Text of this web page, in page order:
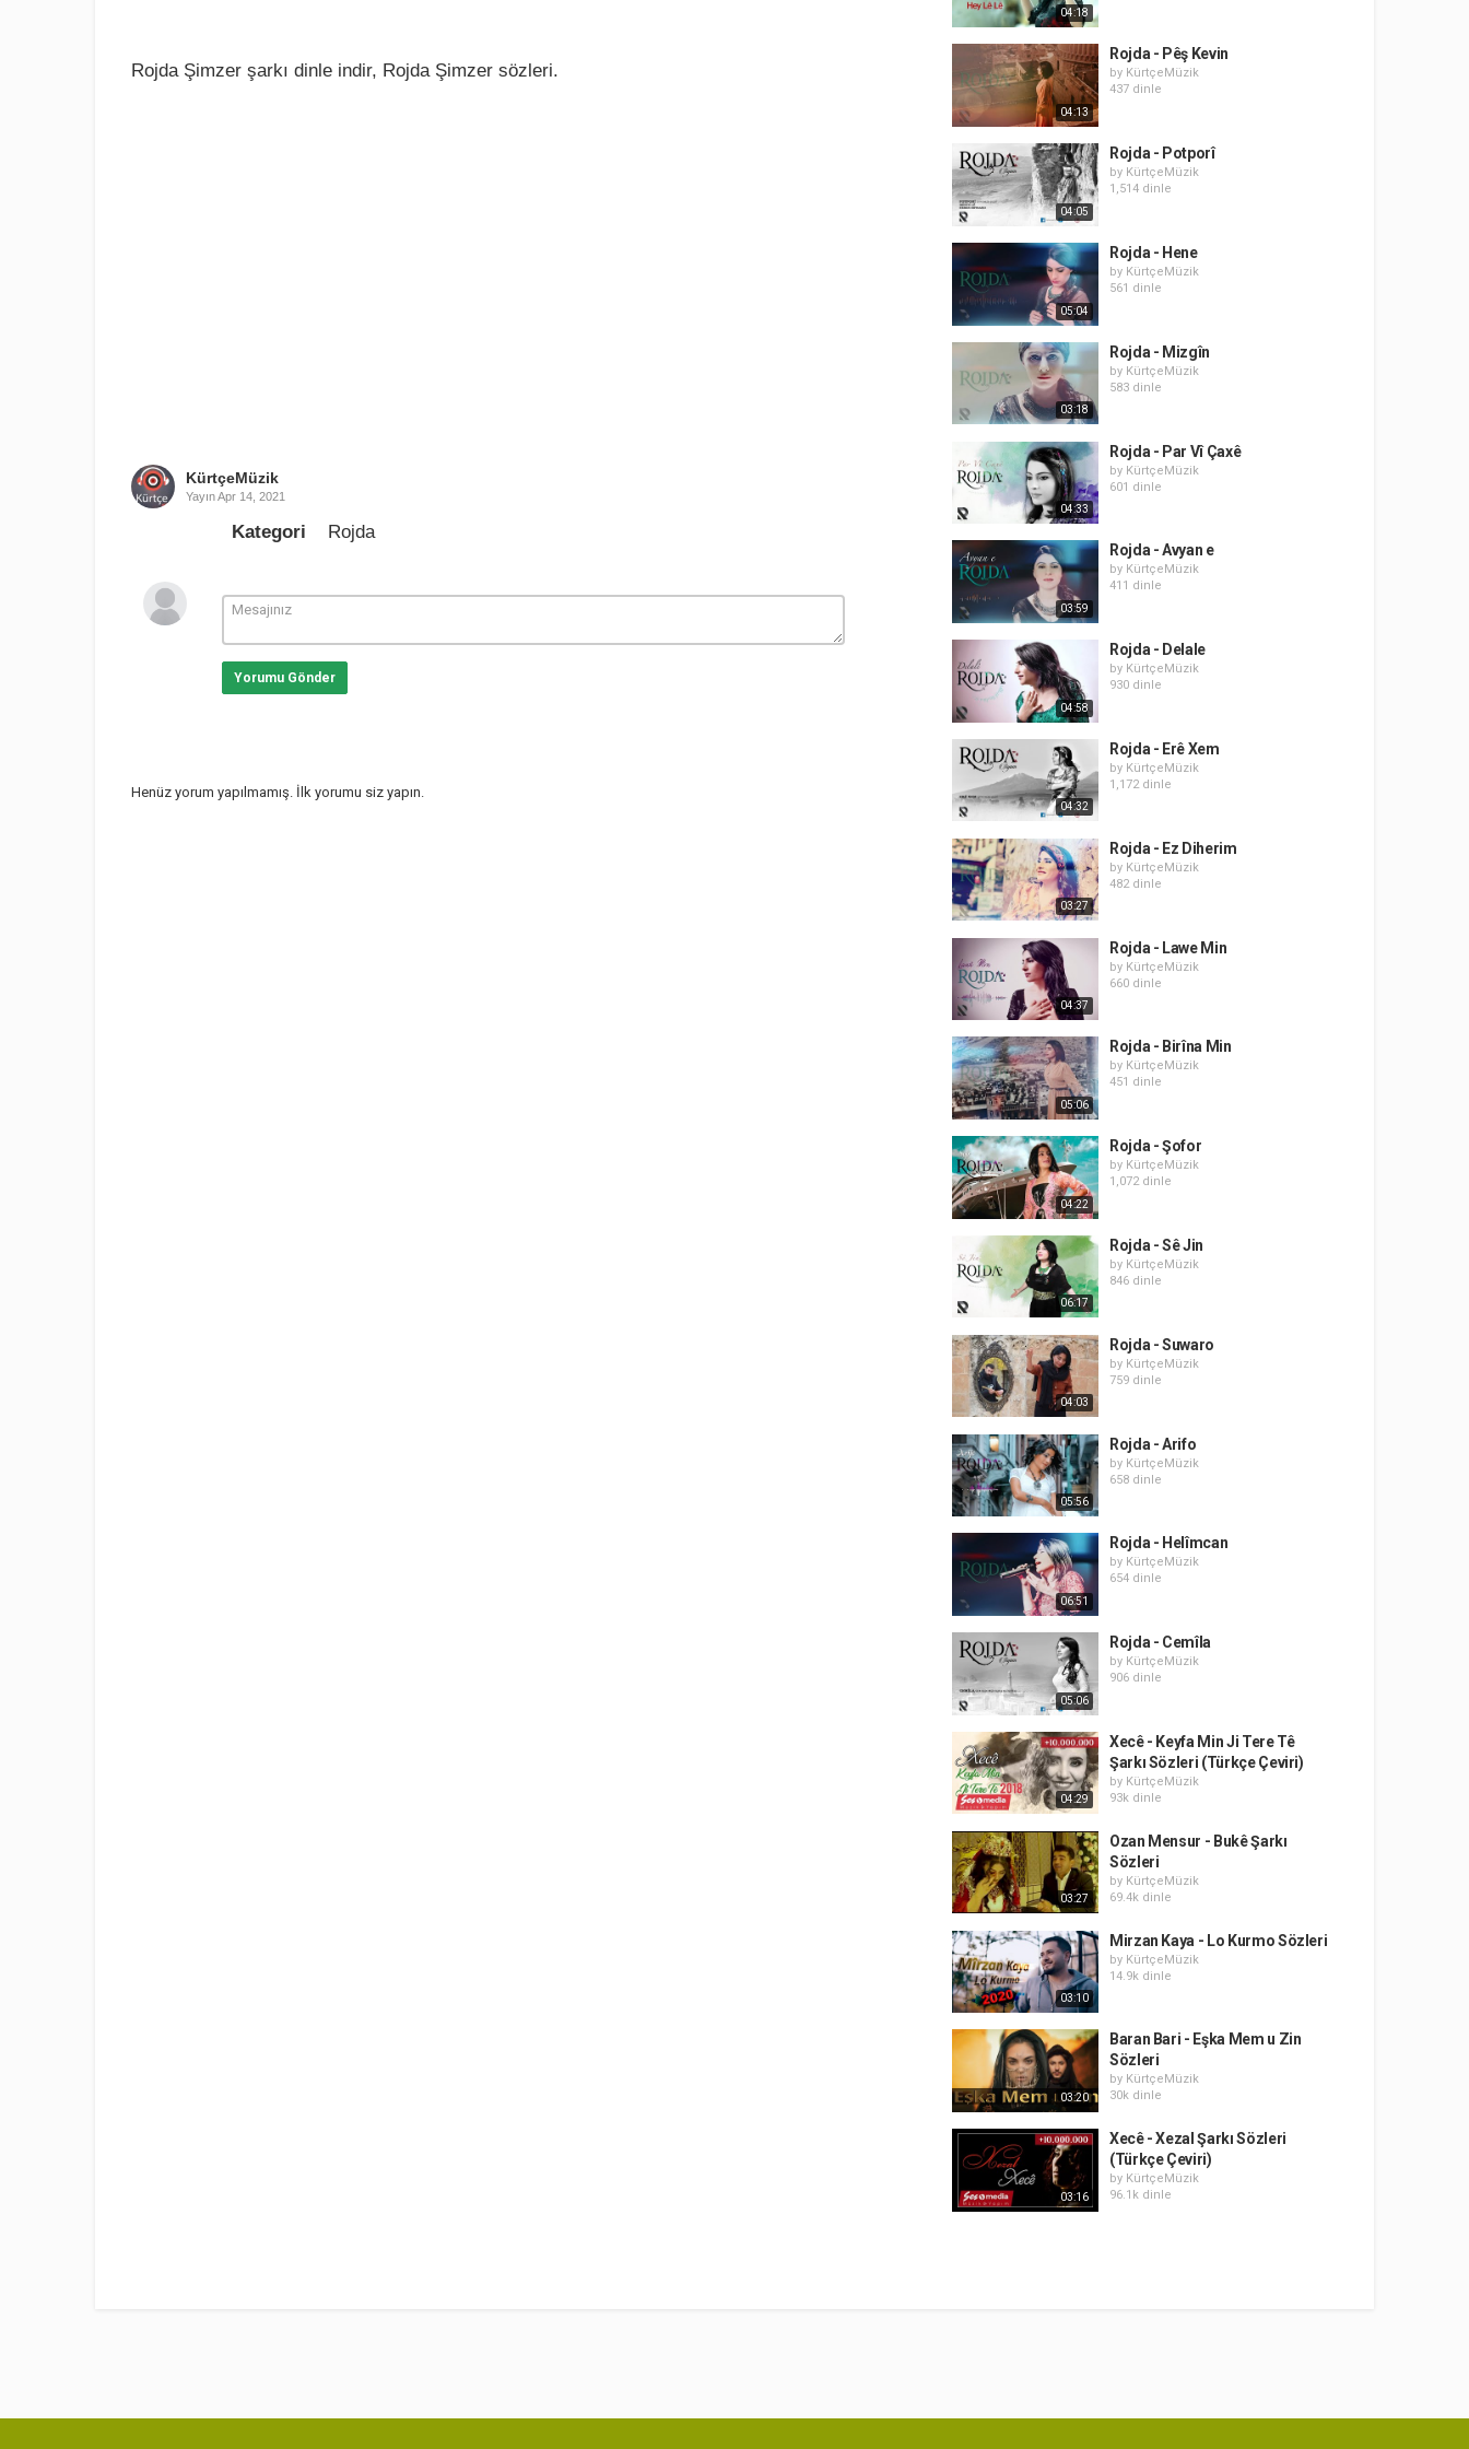
Rojda Şimzer şarkı dinle indir, Rojda Şimzer sözleri.
KürtçeMüzik
YayınApr 14, 2021
Kategori Rojda
Yorumu Gönder
Henüz yorum yapılmamış. İlk yorumu siz yapın.
04:18
04:13
Rojda - Pêş Kevin
by KürtçeMüzik
437 dinle
04:05
Rojda - Potporî
by KürtçeMüzik
1,514 dinle
05:04
Rojda - Hene
by KürtçeMüzik
561 dinle
03:18
Rojda - Mizgîn
by KürtçeMüzik
583 dinle
04:33
Rojda - Par Vî Çaxê
by KürtçeMüzik
601 dinle
03:59
Rojda - Avyan e
by KürtçeMüzik
411 dinle
04:58
Rojda - Delale
by KürtçeMüzik
930 dinle
04:32
Rojda - Erê Xem
by KürtçeMüzik
1,172 dinle
03:27
Rojda - Ez Diherim
by KürtçeMüzik
482 dinle
04:37
Rojda - Lawe Min
by KürtçeMüzik
660 dinle
05:06
Rojda - Birîna Min
by KürtçeMüzik
451 dinle
04:22
Rojda - Şofor
by KürtçeMüzik
1,072 dinle
06:17
Rojda - Sê Jin
by KürtçeMüzik
846 dinle
04:03
Rojda - Suwaro
by KürtçeMüzik
759 dinle
05:56
Rojda - Arifo
by KürtçeMüzik
658 dinle
06:51
Rojda - Helîmcan
by KürtçeMüzik
654 dinle
05:06
Rojda - Cemîla
by KürtçeMüzik
906 dinle
04:29
Xecê - Keyfa Min Ji Tere Tê
Şarkı Sözleri (Türkçe Çeviri)
by KürtçeMüzik
93k dinle
03:27
Ozan Mensur - Bukê Şarkı
Sözleri
by KürtçeMüzik
69.4k dinle
03:10
Mirzan Kaya - Lo Kurmo Sözleri
by KürtçeMüzik
14.9k dinle
03:20
Baran Bari - Eşka Mem u Zin
Sözleri
by KürtçeMüzik
30k dinle
03:16
Xecê - Xezal Şarkı Sözleri
(Türkçe Çeviri)
by KürtçeMüzik
96.1k dinle